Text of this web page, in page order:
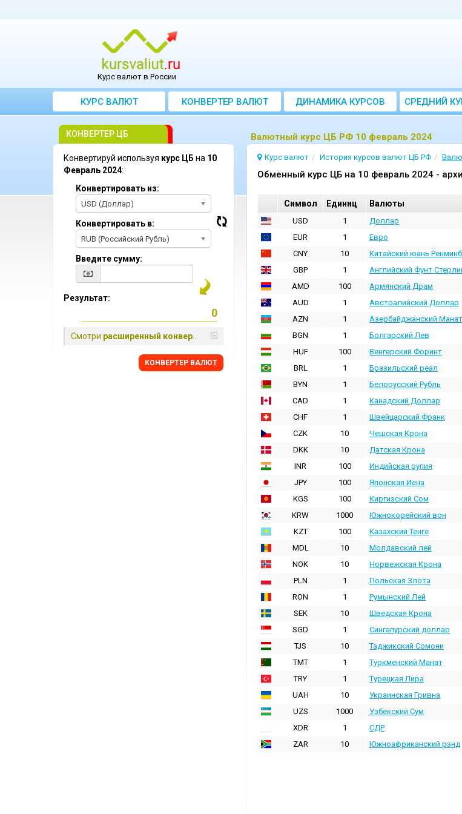
Курс валют в России
КУРС ВАЛЮТ КОНВЕРТЕР ВАЛЮТ ДИНАМИКА КУРСОВ
CРЕДНИЙ
ЗА
Bалютный курс ЦБ РФ 10 февраль 2024
Курс валют История курсов валют ЦБ РФ
Oбменный курс ЦБ на 10 февраль 2024 -
Cимвол Единиц Валюты
USD 1 Доллар
EUR
1 Евро
CNY
10 Китайский юань
GBP
1 Английский Фунт
AMD
100 Армянский Драм
AUD
1 Австралийский Доллар
AZN
1 Азербайджанский Манат
BGN
1 Болгарский Лев
HUF
100 Венгерский Форинт
BRL
1 Бразильский реал
BYN
1 Белорусский Рубль
CAD
1 Канадский Доллар
CHF
1 Швейцарский Франк
CZK
10 Чешская Крона
DKK
10 Датская Крона
INR
100 Индийская pупия
JPY
100 Японская Иена
KGS
100 Киргизский Сом
KRW
1000 Южнокорейский вон
KZT
100 Казахский Тенге
MDL
10 Молдавский лей
NOK
10 Норвежская Крона
PLN
1 Польская Злота
RON
1 Румынский Лей
SEK
10 Шведская Крона
SGD
1 Сингапурский доллар
TJS
10 Таджикский Сомони
TMT
1 Туркменский Манат
TRY
1 Турецкая Лира
UAH
10 Украинская Гривна
UZS
1000 Узбекский Сум
XDR
1 СДР
ZAR
10 Южноафриканский рэнд
КОНВЕРТЕР ЦБ
Конвертируй используя курс ЦБ на 10
Февраль 2024:
Конвертировать из:
USD (Доллар)
Конвертировать в:
RUB (Российский Рубль)
Введите сумму:
Результат:
Смотри расширенный конвертер
КОНВЕРТЕР ВАЛЮТ